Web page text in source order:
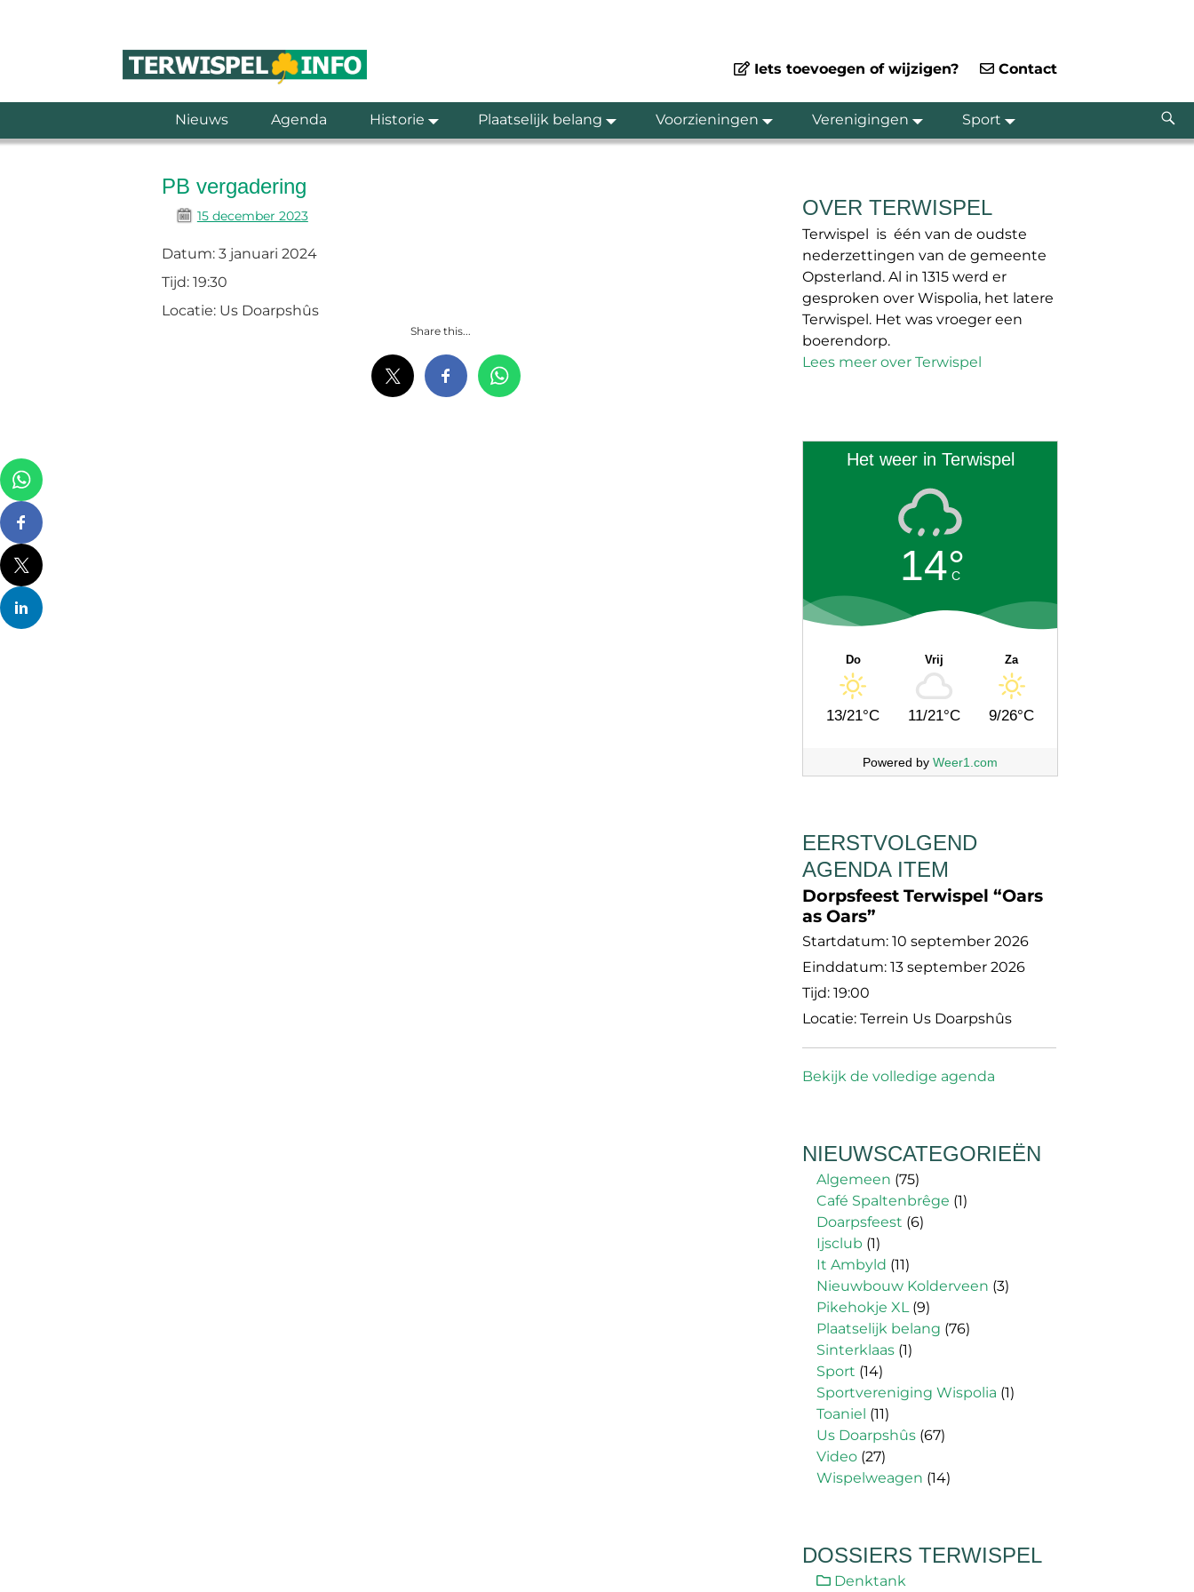
Iets toevoegen of wijzigen? Contact
Nieuws Agenda Historie Plaatselijk belang Voorzieningen Verenigingen Sport
PB vergadering
15 december 2023
Datum: 3 januari 2024
Tijd: 19:30
Locatie: Us Doarpshûs
Share this...
OVER TERWISPEL
Terwispel is één van de oudste
nederzettingen van de gemeente
Opsterland. Al in 1315 werd er
gesproken over Wispolia, het latere
Terwispel. Het was vroeger een
boerendorp.
Lees meer over Terwispel
Het weer in Terwispel
14°
C
Do
13/21°C
Vrij
11/21°C
Za
9/26°C
Powered by Weer1.com
EERSTVOLGEND
AGENDA ITEM
Dorpsfeest Terwispel “Oars
as Oars”
Startdatum: 10 september 2026
Einddatum: 13 september 2026
Tijd: 19:00
Locatie: Terrein Us Doarpshûs
Bekijk de volledige agenda
NIEUWSCATEGORIEËN
Algemeen (75)
Café Spaltenbrêge (1)
Doarpsfeest (6)
Ijsclub (1)
It Ambyld (11)
Nieuwbouw Kolderveen (3)
Pikehokje XL(9)
Plaatselijk belang (76)
Sinterklaas (1)
Sport (14)
Sportvereniging Wispolia (1)
Toaniel (11)
Us Doarpshûs (67)
Video (27)
Wispelweagen (14)
DOSSIERS TERWISPEL
Denktank